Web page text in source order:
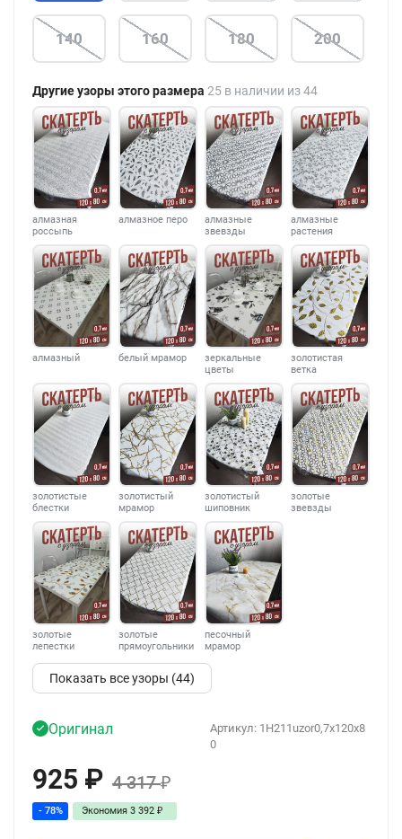
140 160 180 200
Другие узоры этого размера 25 в наличии из 44
алмазная
россыпь
алмазное перо
алмазные
звевзды
алмазные
растения
алмазный белый мрамор
зеркальные
цветы
золотистая
ветка
золотистые
блестки
золотистый
мрамор
золотистый
шиповник
золотые
звевзды
золотые
лепестки
золотые
прямоугольники
песочный
мрамор
Показать все узоры (44)
Артикул: 1H211uzor0,7x120x8
0
Оригинал
925 ₽ 4 317₽
- 78% Экономия 3 392 ₽